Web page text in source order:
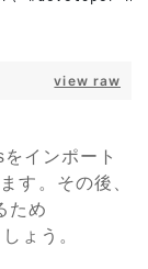
view raw
インポート
す。その後、
ため
ょう。